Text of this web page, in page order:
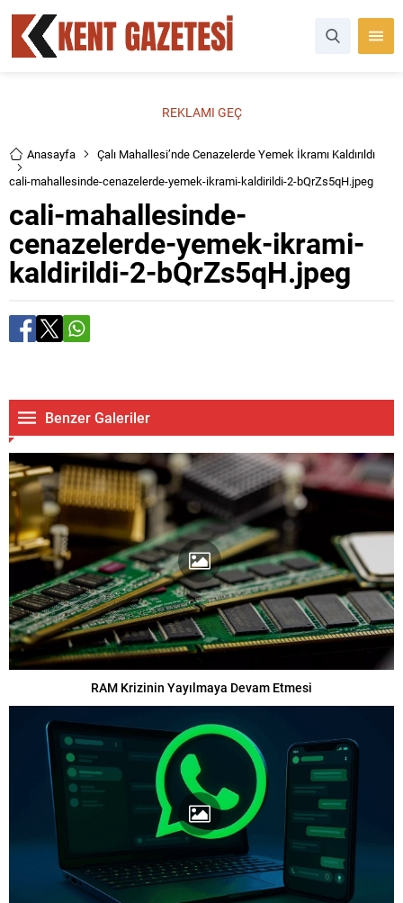
REKLAMI GEÇ
Anasayfa
Çalı Mahallesi’nde Cenazelerde Yemek İkramı Kaldırıldı
cali-mahallesinde-cenazelerde-yemek-ikrami-kaldirildi-2-bQrZs5qH.jpeg
cali-mahallesinde-
cenazelerde-yemek-ikrami-
kaldirildi-2-bQrZs5qH.jpeg
Benzer Galeriler
RAM Krizinin Yayılmaya Devam Etmesi